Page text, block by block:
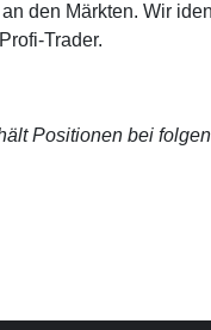
den Märkten. Wir
Trader.
Positionen bei